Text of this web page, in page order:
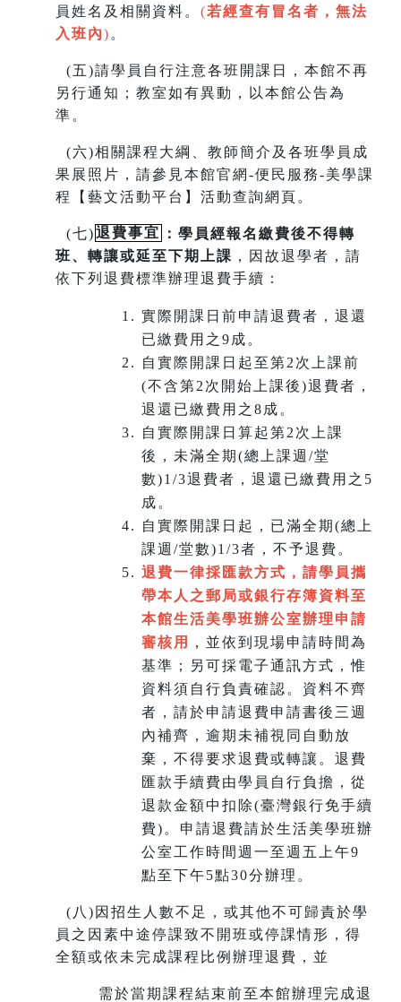
員姓名及相關資料。 (若經查有冒名者，無法
入班內) 。
(五)請學員自行注意各班開課日，本館不再
另行通知；教室如有異動，以本館公告為
準。
(六)相關課程大綱、教師簡介及各班學員成
果展照片，請參見本館官網-便民服務-美學課
程【藝文活動平台】活動查詢網頁。
(七)退費事宜
：學員經報名繳費後不得轉
班、 轉讓或延至下期上課 ，因故退學者，請
依下列退費標準辦理退費手續：
實際開課日前申請退費者，退還
已繳費用之9成。
自實際開課日起至第2次上課前
(不含第2次開始上課後)退費者，
退還已繳費用之8成。
自實際開課日算起第2次上課
後，未滿全期(總上課週/堂
數)1/3退費者，退還已繳費用之5
成。
自實際開課日起，已滿全期(總上
課週/堂數)1/3者，不予退費。
退費一律採匯款方式，請學員攜
帶本人之郵局或銀行存簿資料至
本館生活美學班辦公室辦理申請
審核用
，並依到現場申請時間為
基準；另可採電子通訊方式，惟
資料須自行負責確認。資料不齊
者，請於申請退費申請書後三週
內補齊，逾期未補視同自動放
棄，不得要求退費或轉讓。退費
匯款手續費由學員自行負擔，從
退款金額中扣除(臺灣銀行免手續
費)。申請退費請於生活美學班辦
公室工作時間週一至週五上午9
點至下午5點30分辦理。
( 八)因招生人數不足，或其他不可歸責於學
員之因素中途停課致不開班或停課情形，得
全額或依未完成課程比例辦理退費，並
需於當期課程結束前至本館辦理完成退